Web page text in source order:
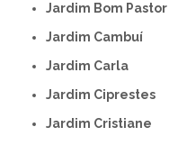
Jardim Bom Pastor
Jardim Cambuí
Jardim Carla
Jardim Ciprestes
Jardim Cristiane